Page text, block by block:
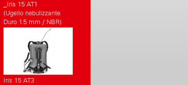
_Iris 15 AT1
(Ugello nebulizzante
Duro 1.5 mm / NBR)
Iris 15 AT3